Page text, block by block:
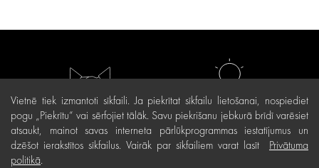
Individuāla pieeja
Inovatīvas produktu
tehnoloģijas
Vietnē tiek izmantoti sīkfaili. Ja piekrītat sīkfailu lietošanai, nospiediet
pogu „Piekrītu“ vai sērfojiet tālāk. Savu piekrišanu jebkurā brīdī varēsiet
atsaukt, mainot savas interneta pārlūkprogrammas iestatījumus un
dzēšot ierakstītos sīkfailus. Vairāk par sīkfailiem varat lasīt Privātuma
politikā.